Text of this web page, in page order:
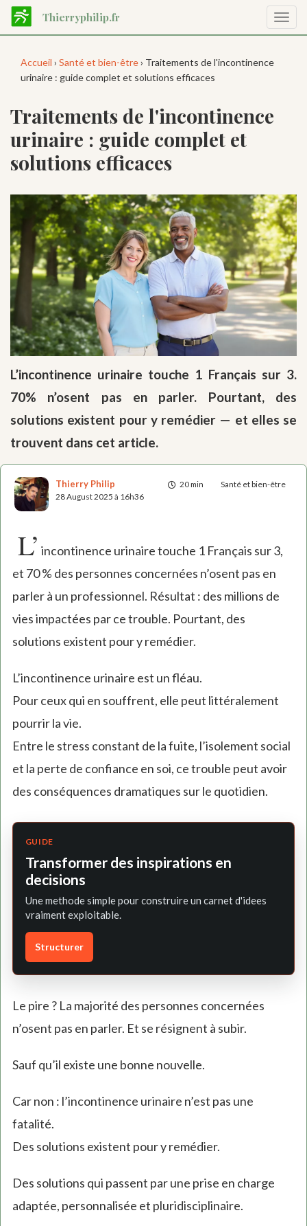
Aller
contenu
Thierryphilip.fr
la
Accueil › Santé et bien-être› Traitements de l'incontinence
urinaire : guide complet et solutions efficaces
Traitements de l'incontinence
urinaire : guide complet et
solutions efficaces
L’incontinence urinaire touche 1 Français sur 3.
70% n’osent pas en parler. Pourtant, des
solutions existent pour y remédier — et elles se
trouvent dans cet article.
20 min Santé et bien-être
Thierry Philip
28 August 2025 à 16h36
L’ incontinence urinaire touche 1 Français sur 3,
et 70 % des personnes concernées n’osent pas en
parler à un professionnel. Résultat : des millions de
vies impactées par ce trouble. Pourtant, des
solutions existent pour y remédier.
L’incontinence urinaire est un fléau.
Pour ceux qui en souffrent, elle peut littéralement
pourrir la vie.
Entre le stress constant de la fuite, l’isolement social
et la perte de confiance en soi, ce trouble peut avoir
des conséquences dramatiques sur le quotidien.
GUIDE
Transformer des inspirations en
decisions
Une methode simple pour construire un carnet d'idees
vraiment exploitable.
Structurer
Le pire ? La majorité des personnes concernées
n’osent pas en parler. Et se résignent à subir.
Sauf qu’il existe une bonne nouvelle.
Car non : l’incontinence urinaire n’est pas une
fatalité.
Des solutions existent pour y remédier.
Des solutions qui passent par une prise en charge
adaptée, personnalisée et pluridisciplinaire.